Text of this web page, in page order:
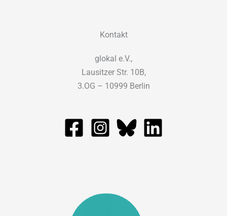
Kontakt
glokal e.V.,
Lausitzer Str. 10B,
3.OG – 10999 Berlin